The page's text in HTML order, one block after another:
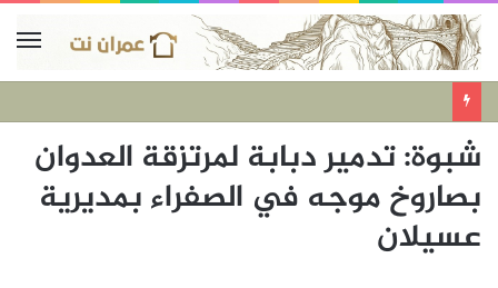
شبوة: تدمير دبابة لمرتزقة العدوان
بصاروخ موجه في الصفراء بمديرية
عسيلان